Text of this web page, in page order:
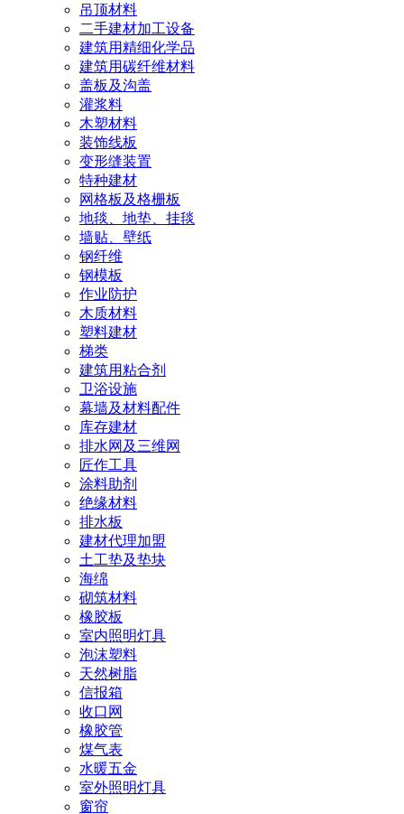
吊顶材料
二手建材加工设备
建筑用精细化学品
建筑用碳纤维材料
盖板及沟盖
灌浆料
木塑材料
装饰线板
变形缝装置
特种建材
网格板及格栅板
地毯、地垫、挂毯
墙贴、壁纸
钢纤维
钢模板
作业防护
木质材料
塑料建材
梯类
建筑用粘合剂
卫浴设施
幕墙及材料配件
库存建材
排水网及三维网
匠作工具
涂料助剂
绝缘材料
排水板
建材代理加盟
土工垫及垫块
海绵
砌筑材料
橡胶板
室内照明灯具
泡沫塑料
天然树脂
信报箱
收口网
橡胶管
煤气表
水暖五金
室外照明灯具
窗帘